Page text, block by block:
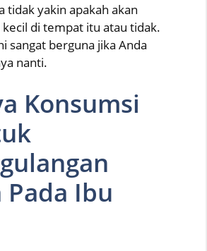
tidak yakin apakah akan
di tempat itu atau tidak.
sangat berguna jika Anda
nanti.
Konsumsi
Ibu